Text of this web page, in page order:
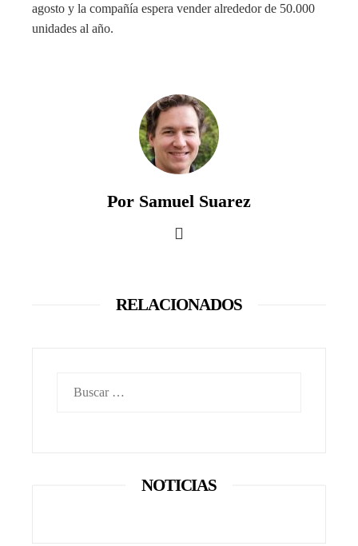
agosto y la compañía espera vender alrededor de 50.000
unidades al año.
Por Samuel Suarez
RELACIONADOS
NOTICIAS